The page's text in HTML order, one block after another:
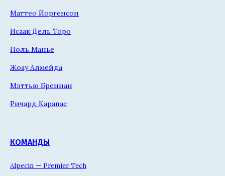
Маттео Йоргенсон
Исаак Дель Торо
Поль Манье
Жоау Алмейда
Мэттью Бреннан
Ричард Карапас
КОМАНДЫ
Alpecin — Premier Tech